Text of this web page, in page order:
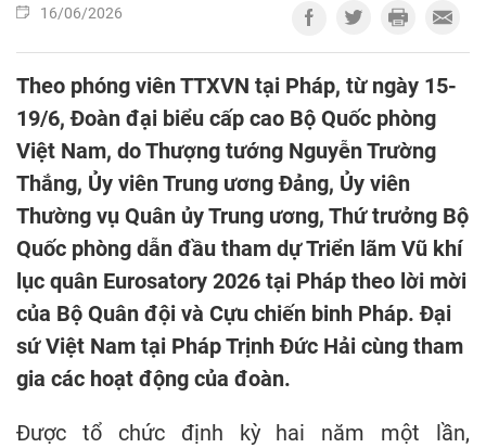
16/06/2026
Theo phóng viên TTXVN tại Pháp, từ ngày 15-
19/6, Đoàn đại biểu cấp cao Bộ Quốc phòng
Việt Nam, do Thượng tướng Nguyễn Trường
Thắng, Ủy viên Trung ương Đảng, Ủy viên
Thường vụ Quân ủy Trung ương, Thứ trưởng Bộ
Quốc phòng dẫn đầu tham dự Triển lãm Vũ khí
lục quân Eurosatory 2026 tại Pháp theo lời mời
của Bộ Quân đội và Cựu chiến binh Pháp. Đại
sứ Việt Nam tại Pháp Trịnh Đức Hải cùng tham
gia các hoạt động của đoàn.
Được tổ chức định kỳ hai năm một lần,